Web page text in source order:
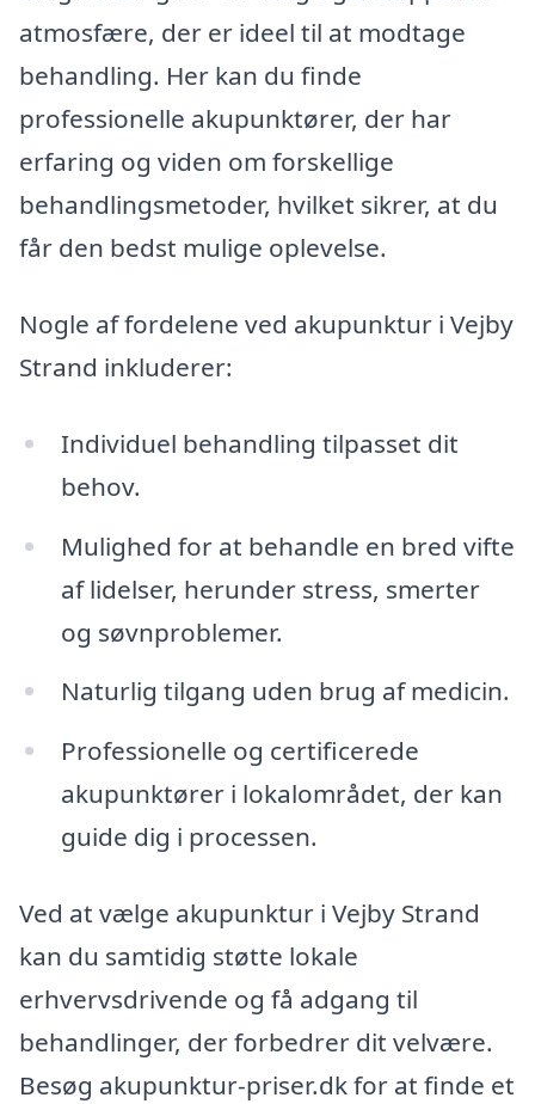
atmosfære, der er ideel til at modtage
behandling. Her kan du finde
professionelle akupunktører, der har
erfaring og viden om forskellige
behandlingsmetoder, hvilket sikrer, at du
får den bedst mulige oplevelse.
Nogle af fordelene ved akupunktur i Vejby
Strand inkluderer:
Individuel behandling tilpasset dit
behov.
Mulighed for at behandle en bred vifte
af lidelser, herunder stress, smerter
og søvnproblemer.
Naturlig tilgang uden brug af medicin.
Professionelle og certificerede
akupunktører i lokalområdet, der kan
guide dig i processen.
Ved at vælge akupunktur i Vejby Strand
kan du samtidig støtte lokale
erhvervsdrivende og få adgang til
behandlinger, der forbedrer dit velvære.
Besøg akupunktur-priser.dk for at finde et